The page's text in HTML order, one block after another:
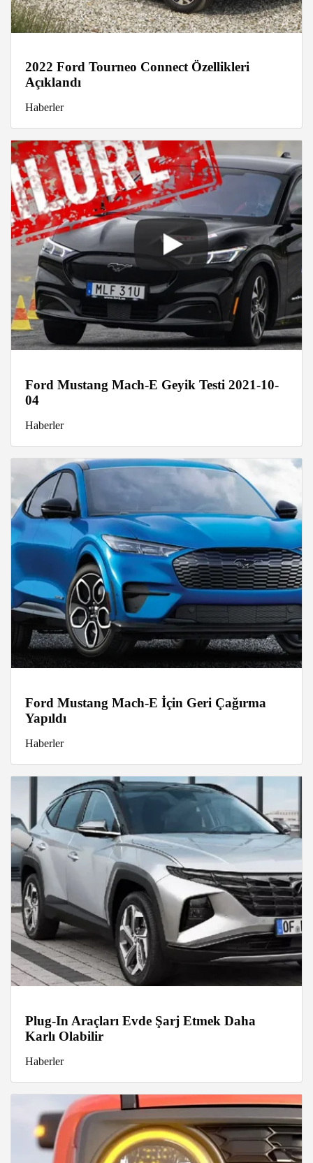
2022 Ford Tourneo Connect Özellikleri
Açıklandı
Haberler
Ford Mustang Mach-E Geyik Testi 2021-10-
04
Haberler
Ford Mustang Mach-E İçin Geri Çağırma
Yapıldı
Haberler
Plug-In Araçları Evde Şarj Etmek Daha
Karlı Olabilir
Haberler